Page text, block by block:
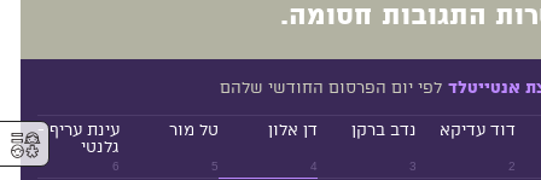
התגובות חסומה.
אנטייטלד לפי יום הפרסום החודשי שלהם
2
דוד עדיקא
3
נדב ברקן
4
דן אלון
5
טל מור
6
עינת עריף -
גלנטי
⚥︎